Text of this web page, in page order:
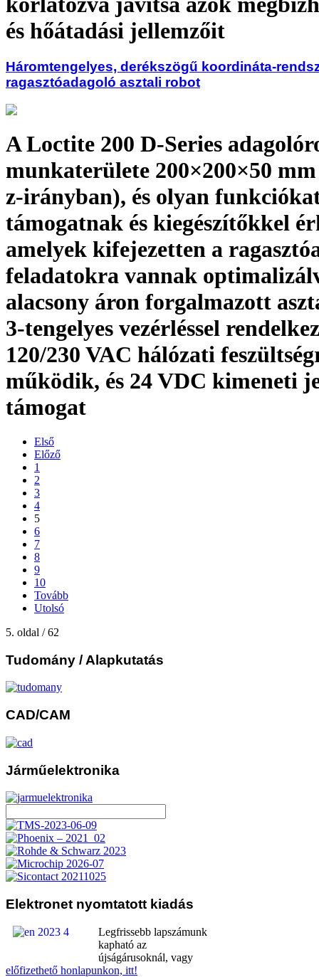
és hőátadási jellemzőit
Háromtengelyes, derékszögű koordináta-
ragasztóadagoló asztali robot
A Loctite 200 D-Series
munkaterülete 200×200×50
z-irányban), és olyan
támogatnak és kiegészítőkkel
amelyek kifejezetten a
feladatokra vannak
alacsony áron forgalmazott
3-tengelyes vezérléssel
120/230 VAC hálózati
működik, és 24 VDC kimeneti
támogat
Első
Előző
1
2
3
4
5
6
7
8
9
10
Tovább
Utolsó
5. oldal / 62
Tudomány / Alapkutatás
CAD/CAM
Járműelektronika
Elektronet nyomtatott kiadás
Legfrissebb lapszámunk
kapható az
újságárusoknál, vagy
előfizethető honlapunkon, itt!